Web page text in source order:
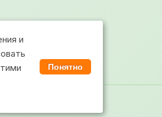
и
Понятно